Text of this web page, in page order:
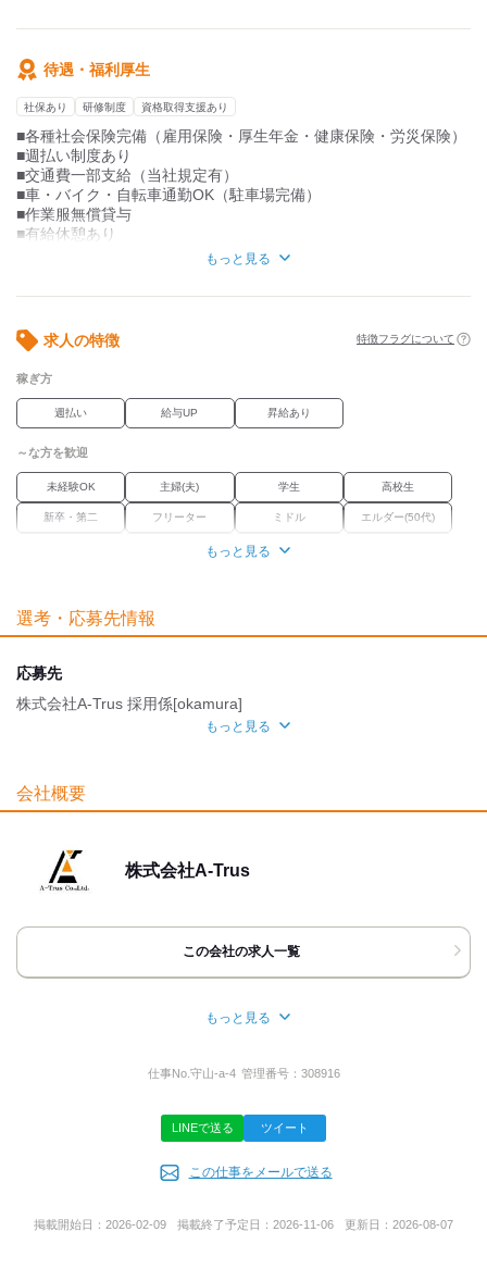
★少し気になってるけど応募がめんどうなアナタへ★
080-4538-8634
メッセージでも大丈夫なので
気になる事があれば聞いてください♪
待遇・福利厚生
社保あり 研修制度 資格取得支援あり
■各種社会保険完備（雇用保険・厚生年金・健康保険・労災保険）
■週払い制度あり
■交通費一部支給（当社規定有）
■車・バイク・自転車通勤OK（駐車場完備）
■作業服無償貸与
■有給休憩あり
■休憩室あり
■近隣にコンビニ・商業施設あり
■施設内・外に喫煙スペースあり
もっと見る
求人の特徴 特徴フラグについて
稼ぎ方
週払い 給与UP 昇給あり
～な方を歓迎
未経験OK 主婦(夫) 学生 高校生
新卒・第二 フリーター ミドル エルダー(50代)
外国人・留学生 学歴不問
職場環境
研修制度
髪自由
履歴書不要 友達応募 WEB選考完結OK
もっと見る
選考・応募先情報
応募先
株式会社A-Trus 採用係[okamura]
採用担当
もっと見る
会社概要
株式会社A-Trus
この会社の求人一覧
愛知県名古屋市天白区平針１丁目１００６ ＣＨＩＡＩビル１階
もっと見る
仕事No. 守山-a-4 管理番号： 308916
LINEで送る ツイート
この仕事をメールで送る
掲載開始日： 2026-02-09 掲載終了予定日： 2026-11-06 更新日： 2026-08-07